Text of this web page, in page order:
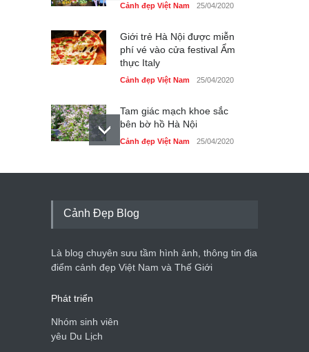
Cảnh đẹp Việt Nam 25/04/2020
Giới trẻ Hà Nội được miễn
phí vé vào cửa festival Ẩm
thực Italy
Cảnh đẹp Việt Nam 25/04/2020
Tam giác mạch khoe sắc
bên bờ hồ Hà Nội
Cảnh đẹp Việt Nam 25/04/2020
Bán đảo Sơn Trà sẽ là khu
dân dã ở Sài Gòn
Cảnh đẹp Việt Nam 25/04/2020
Cảnh Đẹp Blog
Là blog chuyên sưu tầm hình ảnh, thông tin địa
điểm cảnh đẹp Việt Nam và Thế Giới
Phát triển
Nhóm sinh viên
yêu Du Lịch